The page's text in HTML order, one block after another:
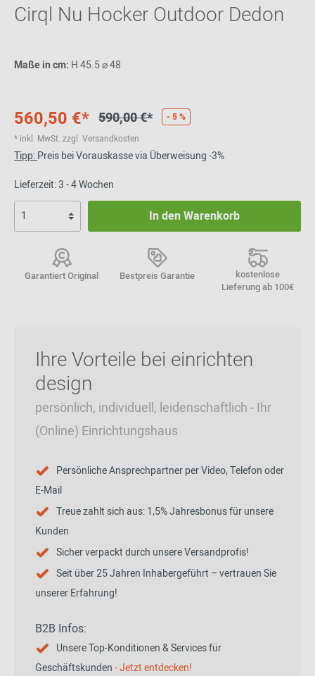
Cirql Nu Hocker Outdoor Dedon
Maße in cm: H 45.5 ⌀ 48
560,50 €* 590,00 €*
- 5 %
* inkl. MwSt. zzgl. Versandkosten
Tipp:Preis bei Vorauskasse via Überweisung -3%
Lieferzeit: 3 - 4 Wochen
In den Warenkorb
Garantiert Original Bestpreis Garantie
kostenlose
Lieferung ab 100€
Ihre Vorteile bei einrichten
design
persönlich, individuell, leidenschaftlich - Ihr
(Online) Einrichtungshaus
Persönliche Ansprechpartner per Video, Telefon oder
E-Mail
Treue zahlt sich aus: 1,5% Jahresbonus für unsere
Kunden
Sicher verpackt durch unsere Versandprofis!
Seit über 25 Jahren Inhabergeführt – vertrauen Sie
unserer Erfahrung!
B2B Infos:
Unsere Top-Konditionen & Services für
Geschäftskunden- Jetzt entdecken!